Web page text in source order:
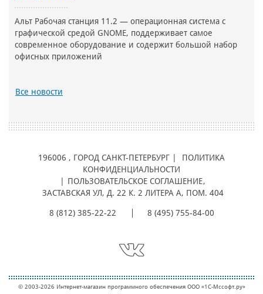
Альт Рабочая станция 11.2 — операционная система с
графической средой GNOME, поддерживает самое
современное оборудование и содержит большой набор
офисных приложений
Все новости
196006 , ГОРОД САНКТ-ПЕТЕРБУРГ |
ПОЛИТИКА
КОНФИДЕНЦИАЛЬНОСТИ
| ПОЛЬЗОВАТЕЛЬСКОЕ СОГЛАШЕНИЕ,
ЗАСТАВСКАЯ УЛ, Д. 22 К. 2 ЛИТЕРА А, ПОМ. 404
8 (812) 385-22-22 8 (495) 755-84-00
© 2003-2026 Интернет-магазин программного обеспечения ООО «1С-Мcсофт.ру»